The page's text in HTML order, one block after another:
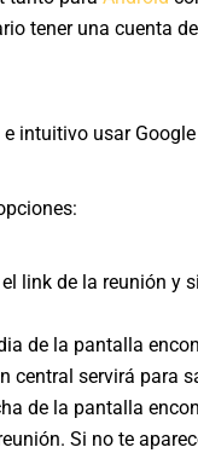
tener una cuenta
intuitivo usar
link de la reunión y
de la pantalla
central servirá para
de la pantalla
Si no te